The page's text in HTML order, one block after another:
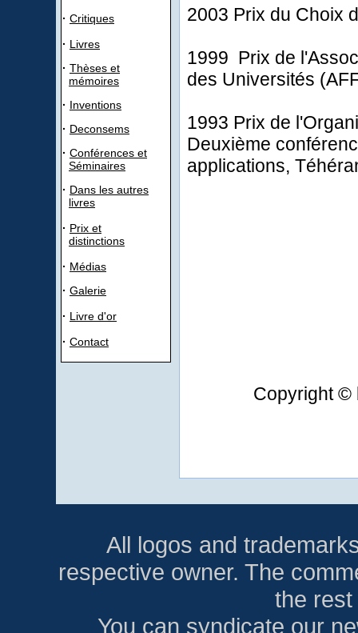
· Critiques
· Livres
· Thèses et
mémoires
· Inventions
· Deconsems
· Conférences et
Séminaires
· Dans les autres
livres
· Prix et
distinctions
· Médias
· Galerie
· Livre d'or
· Contact
2003 Prix du Choix
1999 Prix de
des Universités
1993 Prix de
Deuxième
applications,
Copyright ©
All logos and
respective owner. The
the
You can syndicate our